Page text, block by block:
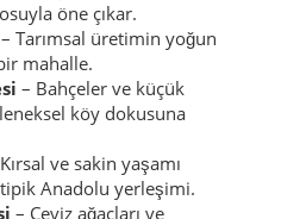
öne çıkar.
– Tarımsal üretimin yoğun
mahalle.
– Bahçeler ve küçük
köy dokusuna
ve sakin yaşamı
Anadolu yerleşimi.
– Ceviz ağaçları ve